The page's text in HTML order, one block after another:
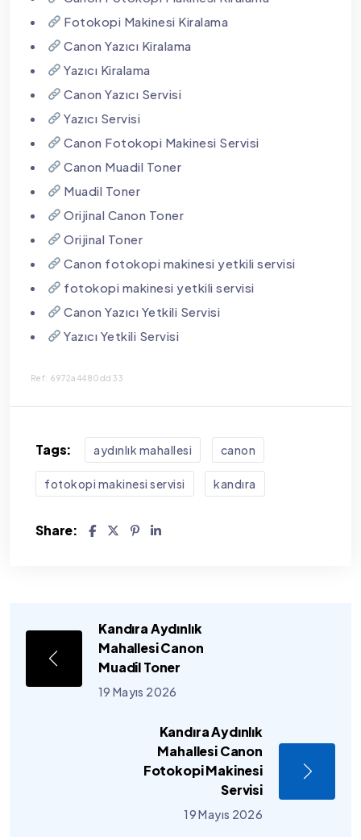
Fotokopi Makinesi Kiralama
Canon Yazıcı Kiralama
Yazıcı Kiralama
Canon Yazıcı Servisi
Yazıcı Servisi
Canon Fotokopi Makinesi Servisi
Canon Muadil Toner
Muadil Toner
Orijinal Canon Toner
Orijinal Toner
Canon fotokopi makinesi yetkili servisi
fotokopi makinesi yetkili servisi
Canon Yazıcı Yetkili Servisi
Yazıcı Yetkili Servisi
Ref: 6972a4480dd33
Tags: aydınlık mahallesi canon
fotokopi makinesi servisi kandıra
Share:
Kandıra Aydınlık
Mahallesi Canon
Muadil Toner
19 Mayıs 2026
Kandıra Aydınlık
Mahallesi Canon
Fotokopi Makinesi
Servisi
19 Mayıs 2026